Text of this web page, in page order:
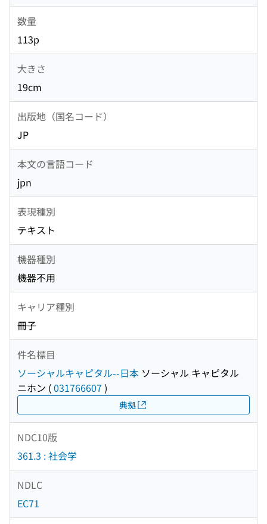
数量
113p
大きさ
19cm
出版地（国名コード）
JP
本文の言語コード
jpn
表現種別
テキスト
機器種別
機器不用
キャリア種別
冊子
件名標目
ソーシャルキャピタル--日本 ソーシャル キャピタル
ニホン (031766607 )
典拠
NDC10版
361.3 : 社会学
NDLC
EC71